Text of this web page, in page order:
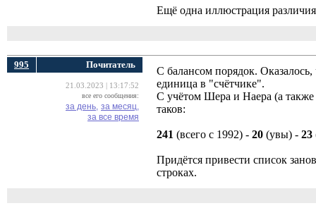
Ещё одна иллюстрация
995 Почитатель
21.03.2023 | 13:17:52
все его сообщения:
за день, за месяц,
за все время
С балансом порядок.
единица в "счётчике".
С учётом Шера и Наера (а также
таков:
241 (всего с 1992) - 20 (увы) - 23
Придётся привести список
строках.